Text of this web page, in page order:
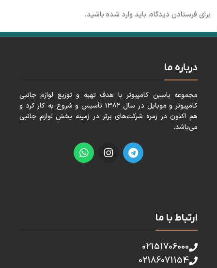
برای فرستادن دیدگاه، بایدوارد شده باشید.
درباره ما
مجموعه ياسين كامپيوتر با هدف تهيه و توزيع لوازم جانبی
كامپيوتر و موبايل در سال ١٣٨٢ تأسيس و شروع به كار كرد و
هم اكنون در زمره شركت‌های برتر در زمينه پخش لوازم جانبی
می‌باشد.
ارتباط با ما
02151706000
02186071154